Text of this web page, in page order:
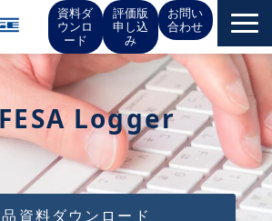
資料ダ
ウンロ
ード
評価版
申し込
み
お問い
合わせ
Logger
資料ダウンロード